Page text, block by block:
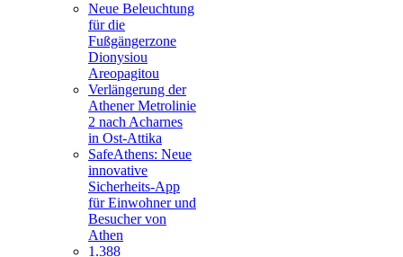
Neue Beleuchtung
für die
Fußgängerzone
Dionysiou
Areopagitou
Verlängerung der
Athener Metrolinie
2 nach Acharnes
in Ost-Attika
SafeAthens: Neue
innovative
Sicherheits-App
für Einwohner und
Besucher von
Athen
1.388